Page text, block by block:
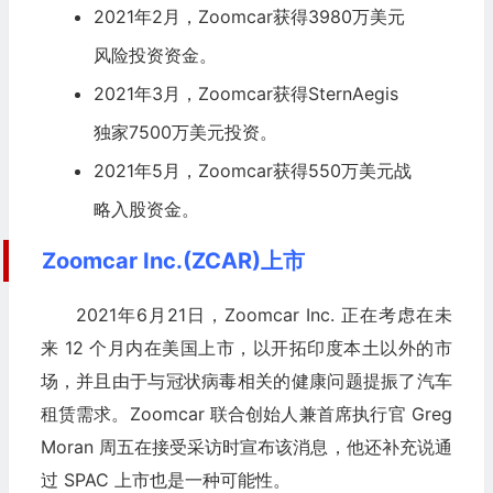
2021年2月，Zoomcar获得3980万美元
风险投资资金。
2021年3月，Zoomcar获得SternAegis
独家7500万美元投资。
2021年5月，Zoomcar获得550万美元战
略入股资金。
Zoomcar Inc.(ZCAR)上市
2021年6月21日，Zoomcar Inc. 正在考虑在未
来 12 个月内在美国上市，以开拓印度本土以外的市
场，并且由于与冠状病毒相关的健康问题提振了汽车
租赁需求。Zoomcar 联合创始人兼首席执行官 Greg
Moran 周五在接受采访时宣布该消息，他还补充说通
过 SPAC 上市也是一种可能性。